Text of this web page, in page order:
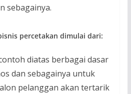
sebagainya.
percetakan dimulai dari:
diatas berbagai dasar
dan sebagainya untuk
pelanggan akan tertarik